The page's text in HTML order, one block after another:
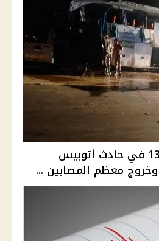
وفاة طفل وإصابة 13 في حادث أتوبيس
معظم المصابين ...